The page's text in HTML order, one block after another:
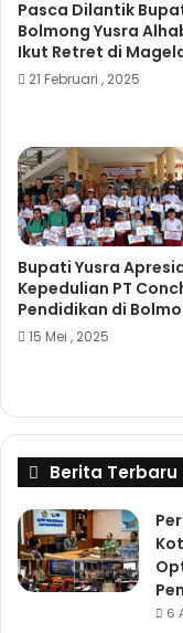
Pasca Dilantik
Bolmong Yusra
Ikut Retret di
21 Februari , 2025
Bupati Yusra
Kepedulian PT
Pendidikan di
15 Mei , 2025
Berita Terbaru
6